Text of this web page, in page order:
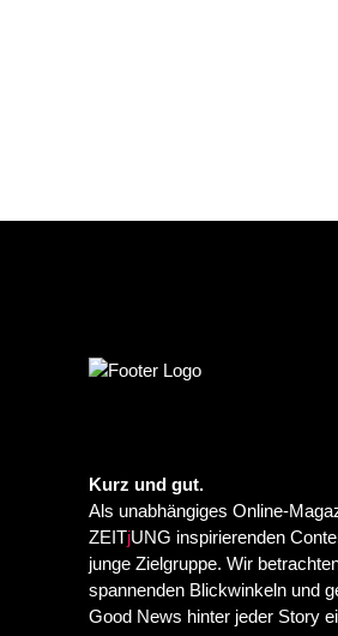
Kurz und gut.
Als unabhängiges Online-
ZEITjUNG inspirierenden
junge Zielgruppe. Wir
spannenden Blickwinkeln und
Good News hinter jeder Story